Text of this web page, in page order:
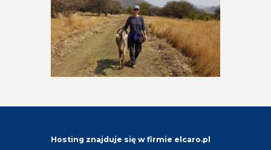
Hosting znajduje się w firmie elcaro.pl